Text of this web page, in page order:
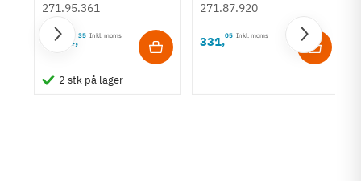
271.95.361
1.124,35 Inkl. moms
2 stk på lager
271.87.920
331,05 Inkl. moms